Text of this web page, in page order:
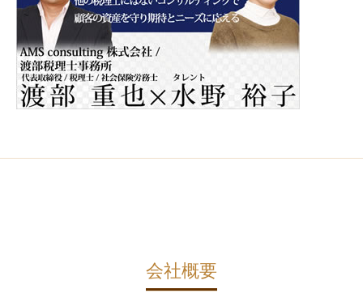
会社概要